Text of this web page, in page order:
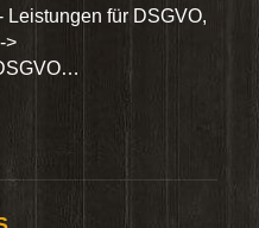
Leistungen für DSGVO,
>